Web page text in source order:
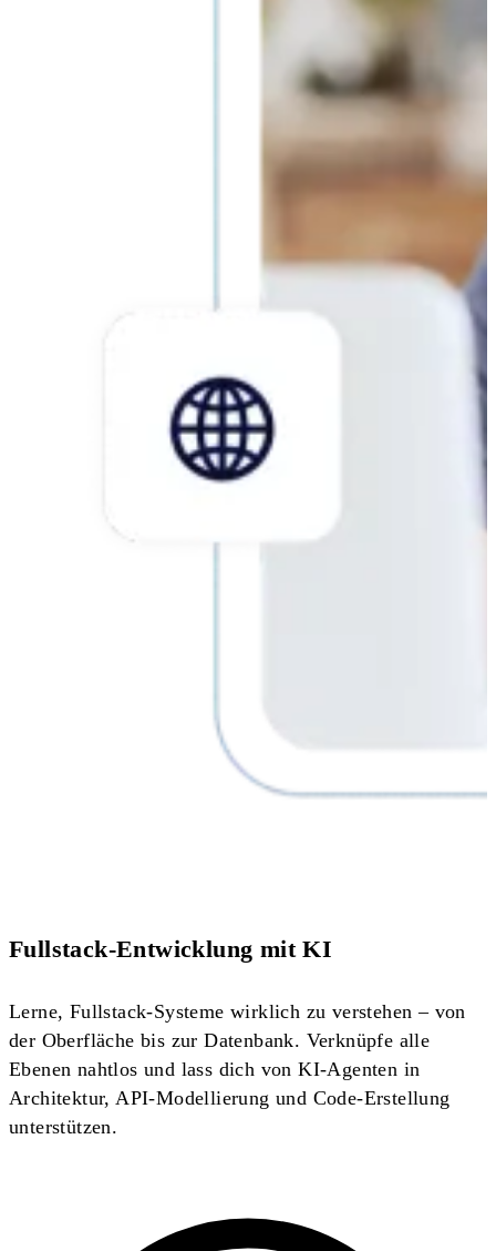
Fullstack-Entwicklung mit KI
Lerne, Fullstack-Systeme wirklich zu verstehen – von
der Oberfläche bis zur Datenbank. Verknüpfe alle
Ebenen nahtlos und lass dich von KI-Agenten in
Architektur, API-Modellierung und Code-Erstellung
unterstützen.